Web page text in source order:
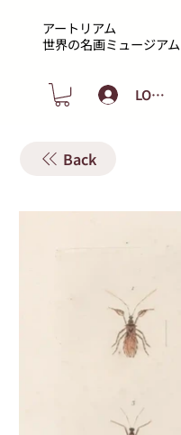
アートリアム
​世界の名画ミュージアム
LOGIN
Back